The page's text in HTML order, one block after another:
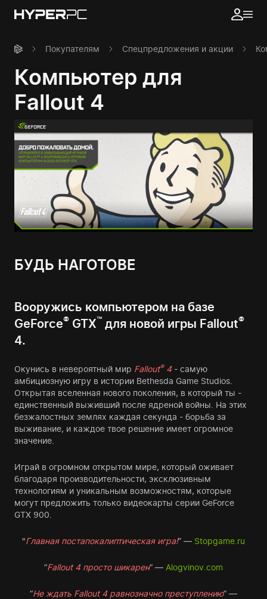
Покупателям Спецпредложения и акции
Компьютер для
Fallout 4
БУДЬ НАГОТОВЕ
Вооружись компьютером на базе
GeForce® GTX™ для новой игры Fallout®
4.
Окунись в невероятный мир Fallout®4- самую
амбициозную игру в истории Bethesda Game Studios.
Открытая вселенная нового поколения, в который ты -
единственный выживший после ядреной войны. На этих
безжалостных землях каждая секунда - борьба за
выживание, и каждое твое решение имеет огромное
значение.
Играй в огромном открытом мире, который оживает
благодаря производительности, эксклюзивным
технологиям и уникальным возможностям, которые
могут предложить только видеокарты серии GeForce
GTX 900.
"Главная постапокалиптическая игра!” — Stopgame.ru
“Fallout 4 просто шикарен” — Alogvinov.com
“Не ждать Fallout 4 равнозначно преступлению” —